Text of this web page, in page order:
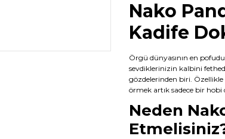
Nako
Kadife
Örgü dünyasının en
sevdiklerinizin kalbini
gözdelerinden biri.
örmek artık sadece bir
Neden